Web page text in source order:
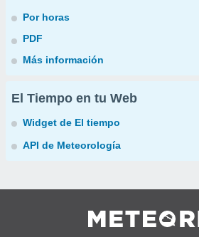
Por horas
PDF
Más información
El Tiempo en tu Web
Widget de El tiempo
API de Meteorología